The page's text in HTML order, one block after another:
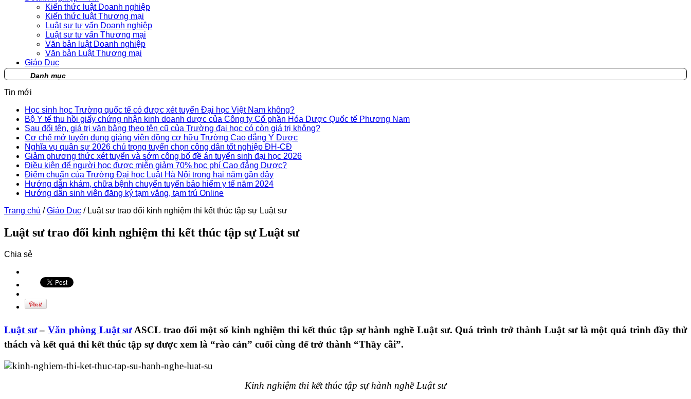
Kiến thức luật Doanh nghiệp
Kiến thức luật Thương mại
Luật sư tư vấn Doanh nghiệp
Luật sư tư vấn Thương mại
Văn bản luật Doanh nghiệp
Văn bản Luật Thương mại
Giáo Dục
Danh mục
Tin mới
Học sinh học Trường quốc tế có được xét tuyển Đại học Việt Nam không?
Bộ Y tế thu hồi giấy chứng nhận kinh doanh dược của Công ty Cổ phần Hóa Dược Quốc tế Phương Nam
Sau đổi tên, giá trị văn bằng theo tên cũ của Trường đại học có còn giá trị không?
Cơ chế mở tuyển dụng giảng viên đồng cơ hữu Trường Cao đẳng Y Dược
Nghĩa vụ quân sự 2026 chú trọng tuyển chọn công dân tốt nghiệp ĐH-CĐ
Giảm phương thức xét tuyển và sớm công bố đề án tuyển sinh đại học 2026
Điều kiện để người học được miễn giảm 70% học phí Cao đẳng Dược?
Điểm chuẩn của Trường Đại học Luật Hà Nội trong hai năm gần đây
Hướng dẫn khám, chữa bệnh chuyển tuyến bảo hiểm y tế năm 2024
Hướng dẫn sinh viên đăng ký tạm vắng, tạm trú Online
Trang chủ / Giáo Dục / Luật sư trao đổi kinh nghiệm thi kết thúc tập sự Luật sư
Luật sư trao đổi kinh nghiệm thi kết thúc tập sự Luật sư
Chia sẻ
Luật sư–Văn phòng Luật sưASCL trao đổi một số kinh nghiệm thi kết thúc tập sự hành nghề Luật sư. Quá trình trở thành Luật sư là một quá trình đầy thử
thách và kết quả thi kết thúc tập sự được xem là “rào cản” cuối cùng để trở thành “Thầy cãi”.
Kinh nghiệm thi kết thúc tập sự hành nghề Luật sư